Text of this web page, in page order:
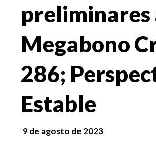
preliminares
Megabono
286;
Estable
9 de agosto de 2023